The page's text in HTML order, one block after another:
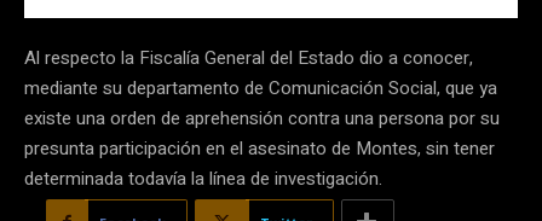
Al respecto la Fiscalía General del Estado dio a conocer,
mediante su departamento de Comunicación Social, que ya
existe una orden de aprehensión contra una persona por su
presunta participación en el asesinato de Montes, sin tener
determinada todavía la línea de investigación.